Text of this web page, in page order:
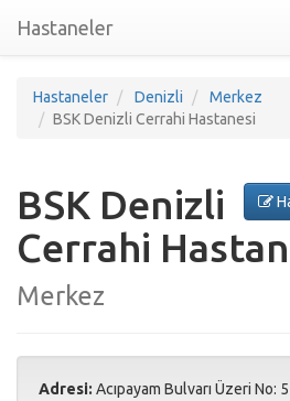
Hastaneler
Hastaneler Denizli
Merkez
BSK Denizli Cerrahi Hastanesi
BSK Denizli
Cerrahi
Merkez
Adresi: Acıpayam Bulvarı Üzeri No: